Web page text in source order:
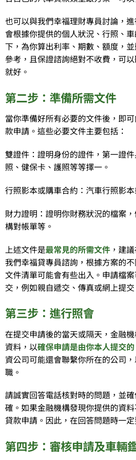
也可以與我們幸福理財專員討論，
會根據你提供的個人狀況、行照、
下，為你算出利率、期數、額度，
參考，且保證諮詢絕對不收費，可
就好。
第二步：準備所需文件
當你準備好所有必要的文件後，即
款申請。這些必要文件主要包括：
雙證件：證明身份的證件，第一證
照、健保卡、護照等等擇一。
行照影本或購車合約：汽車行照影
財力證明：證明你財務狀況的檔案
構對帳單等。
上述文件是最常見的所需文件 ，建
我們幸福貸專員諮詢，根據方案的
文件清單可能會有些出入。申請檔
交，例如親自遞交、傳真或網上提交
第三步：進行照會
在提交申請後的當天或隔天，金融
資料，以確保申請是由你本人提交的
資公司可能還會聯繫你所在的公司
職。
請誠實回答電話核對時的問題，並
確。如果金融機構發現你提供的資
貸款申請。因此，在回答問題時一定
第四步：審核申請及車輛